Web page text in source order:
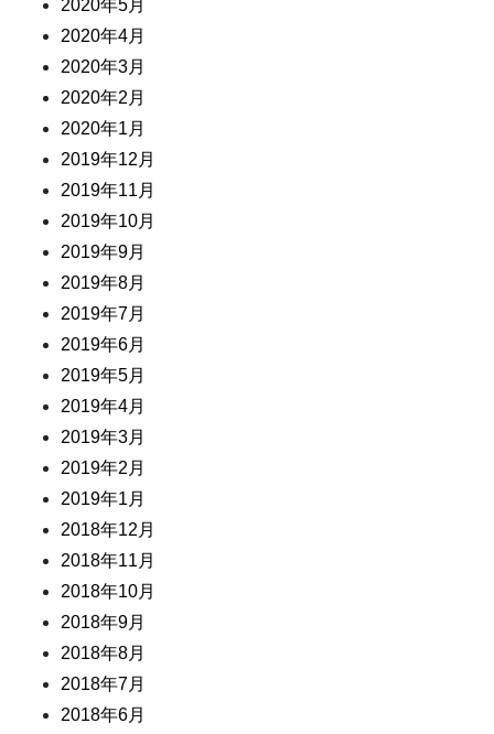
2020年5月
2020年4月
2020年3月
2020年2月
2020年1月
2019年12月
2019年11月
2019年10月
2019年9月
2019年8月
2019年7月
2019年6月
2019年5月
2019年4月
2019年3月
2019年2月
2019年1月
2018年12月
2018年11月
2018年10月
2018年9月
2018年8月
2018年7月
2018年6月